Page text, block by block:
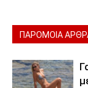
ΠΑΡΟΜΟΙΑ